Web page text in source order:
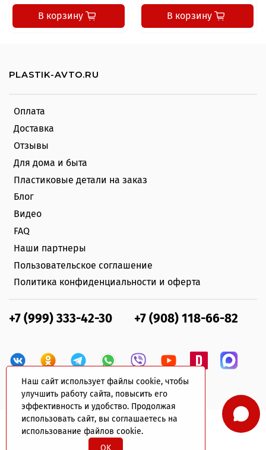
Наш сайт использует файлы cookie, чтобы
улучшить работу сайта, повысить его
эффективность и удобство. Продолжая
использовать сайт, вы соглашаетесь на
использование файлов cookie.
OK
В корзину В корзину
Оплата
Доставка
Отзывы
Для дома и быта
Пластиковые детали на заказ
Блог
Видео
FAQ
Наши партнеры
Пользовательское соглашение
Политика конфиденциальности и оферта
+7 (999) 333-42-30 +7 (908) 118-66-82
PLASTIK-AVTO.RU
© 2022 plastik-avto.ru Все права защищены